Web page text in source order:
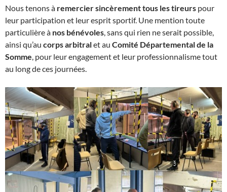
Nous tenons à remercier sincèrement tous les tireurs pour
leur participation et leur esprit sportif. Une mention toute
particulière à nos bénévoles, sans qui rien ne serait possible,
ainsi qu’au corps arbitralet au Comité Départemental de la
Somme, pour leur engagement et leur professionnalisme tout
au long de ces journées.